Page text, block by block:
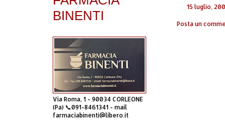
15 luglio,
Posta un
BINENTI
Via Roma, 1 - 90034 CORLEONE
(Pa) 📞091-8461341 - mail
farmaciabinenti@libero.it